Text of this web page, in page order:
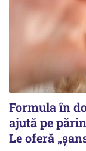
Formula în
ajută pe
Le oferă